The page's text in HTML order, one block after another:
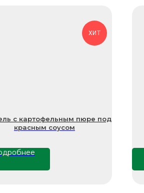
ХИТ
с картофельным пюре под
красным соусом